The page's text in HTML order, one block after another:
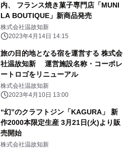
内、 フランス焼き菓子専門店「MUNI
LA BOUTIQUE」新商品発売
株式会社温故知新
2023年4月14日 14:15
旅の目的地となる宿を運営する 株式会
社温故知新 運営施設名称・コーポレ
ートロゴをリニューアル
株式会社温故知新
2023年4月10日 13:00
“幻”のクラフトジン「KAGURA」 新
作2000本限定生産 3月21日(火)より販
売開始
株式会社温故知新